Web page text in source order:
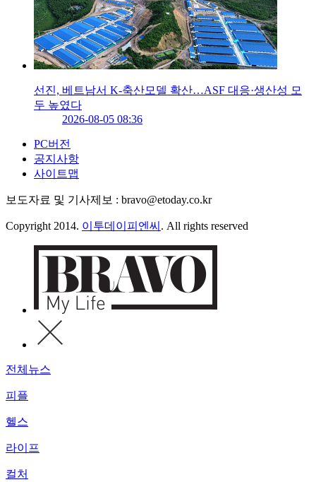
선진, 베트남서 K-축산모델 확산…ASF 대응·생산성 모
두 높였다
2026-08-05 08:36
PC버전
공지사항
사이트맵
보도자료 및 기사제보 : bravo@etoday.co.kr
Copyright 2014. 이투데이피엔씨 . All rights reserved
전체뉴스
피플
헬스
라이프
컬처